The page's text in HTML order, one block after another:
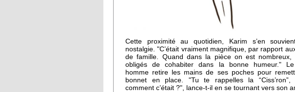
Cette proximité au quotidien, Karim s’en
nostalgie. "C’était vraiment magnifique, par rapport
de famille. Quand dans la pièce on est nombreux,
obligés de cohabiter dans la bonne humeur."
homme retire les mains de ses poches pour
bonnet en place. "Tu te rappelles la “Ciss’ron”,
comment c’était ?", lance-t-il en se tournant vers son